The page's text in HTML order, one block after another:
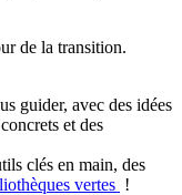
de la transition.
guider, avec des idées
et des
clés en main, des
vertes !